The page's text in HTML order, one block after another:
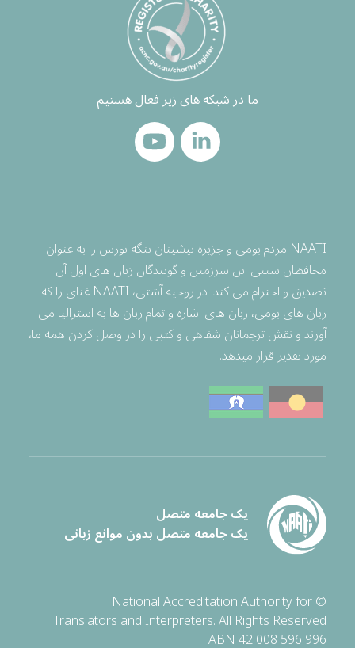
ما در شبکه های زیر فعال هستیم
NAATI مردم بومی و جزیره نیشینان تنگه تورس را به عنوان
محافظان سنتی این سرزمین و گویندگان زبان های اول آن
تصدیق و احترام می کند. در روحیه آشتی، NAATI غنای را که
زبان های بومی، زبان های اشاره و تمام زبان ها به استرالیا می
آورند و نقش ترجمانان شفاهی و کتبی را در وصل کردن همه ما،
مورد تقدیر قرار میدهد.
یک جامعه متصل
یک جامعه متصل بدون موانع زبانی
© National Accreditation Authority for
Translators and Interpreters. All Rights Reserved
ABN 42 008 596 996